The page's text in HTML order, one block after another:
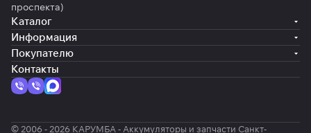
проспекта)
Каталог
Информация
Покупателю
Контакты
© 2006 - 2026 КАРУМБА - Аккумуляторы и запчасти Санкт-